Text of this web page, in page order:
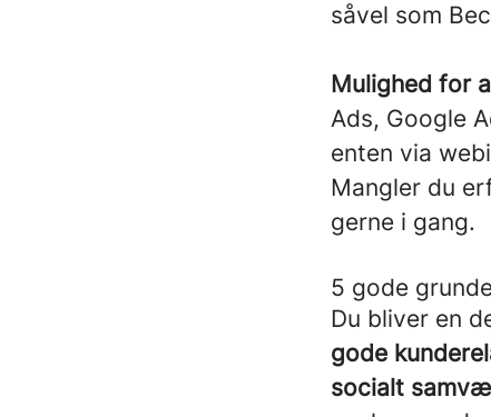
såvel som
Mulighed for
Ads, Google
enten via
Mangler du
gerne i gang.
5 gode
Du bliver en
gode
socialt